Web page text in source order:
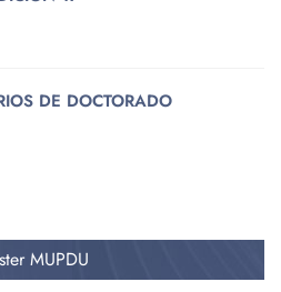
DE DOCTORADO
MUPDU